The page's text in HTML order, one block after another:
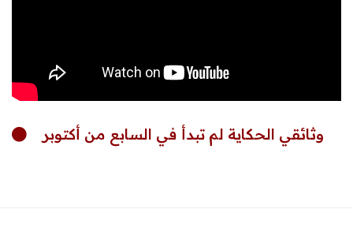
وثائقي الحكاية لم تبدأ في السابع من أكتوبر